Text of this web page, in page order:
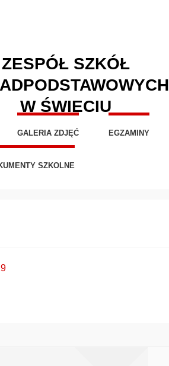
ZESPÓŁ SZKÓŁ
W ŚWIECIU
GALERIA ZDJĘĆ EGZAMINY
SZKOLNE